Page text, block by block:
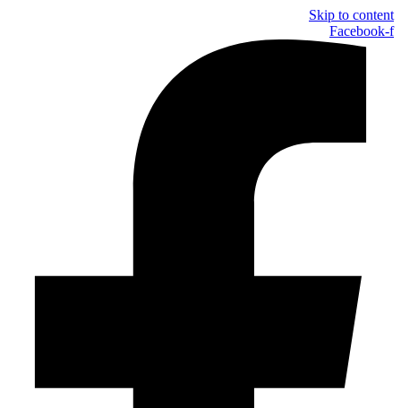
Skip to content
Facebook-f